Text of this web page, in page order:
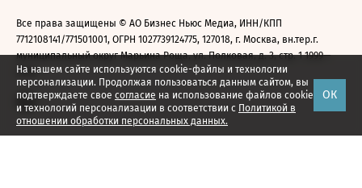
На нашем сайте используются cookie-файлы и технологии
персонализации. Продолжая пользоваться данным сайтом, вы
подтверждаете свое согласие на использование файлов cookie
и технологий персонализации в соответствии с Политикой в
отношении обработки персональных данных.
ОК
Все права защищены © АО Бизнес Ньюс Медиа, ИНН/КПП
7712108141/771501001, ОГРН 1027739124775, 127018, г. Москва, вн.тер.г.
муниципальный округ Марьина Роща, ул. Полковая, д. 3, стр. 1 1999—
2026